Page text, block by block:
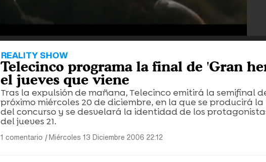
REALITY SHOW
Telecinco programa la final de 'Gran
el jueves que viene
Tras la expulsión de mañana, Telecinco emitirá la semifinal
próximo miércoles 20 de diciembre, en la que se producirá
del concurso y se desvelará la identidad de los
del jueves 21.
1 comentario |Miércoles 13 Diciembre 2006 22:12